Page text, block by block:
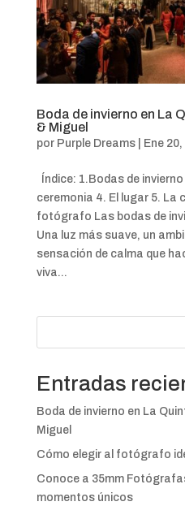
Boda de invierno en La
& Miguel
por Purple Dreams| Ene
Índice: 1.Bodas de
ceremonia 4. El lugar 5. La
fotógrafo Las bodas de
Una luz más suave, un
sensación de calma que
viva...
Entradas
Boda de invierno en La
Miguel
Cómo elegir al fotógrafo
Conoce a 35mm
momentos únicos